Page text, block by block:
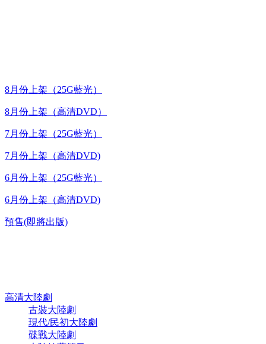
8月份上架（25G藍光）
8月份上架（高清DVD）
7月份上架（25G藍光）
7月份上架（高清DVD)
6月份上架（25G藍光）
6月份上架（高清DVD)
預售(即將出版)
高清大陸劇
古裝大陸劇
現代/民初大陸劇
碟戰大陸劇